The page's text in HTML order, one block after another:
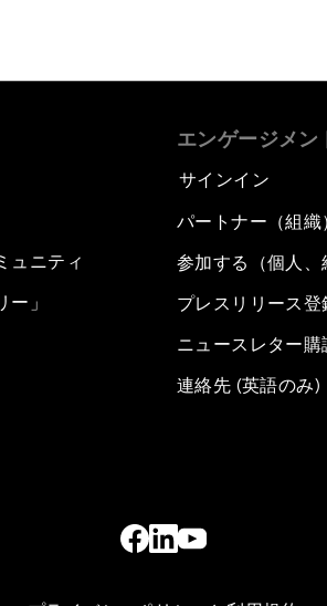
ュニティ
ー」
エンゲージメン
サインイン
パートナー（組織
参加する（個人、
プレスリリース登
ニュースレター購
連絡先 (英語のみ)